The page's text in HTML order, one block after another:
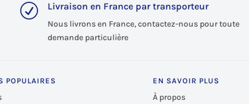
R Livraison en France par transporteur
Nous livrons en France, contactez-nous pour toute
demande particulière
POPULAIRES EN SAVOIR PLUS
À propos